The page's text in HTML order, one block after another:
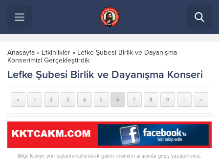
Anasayfa » Etkinlikler » Lefke Şubesi Birlik ve Dayanışma
Konserimizi Gerçekleştirdik
Lefke Şubesi Birlik ve Dayanışma Konseri
« < 2 3 4 5 6 7 8 9 > »
Bilgi: Klavye yön tuşlarını kullanarak galeri resimleri arasında geçiş yapabilirsiniz.